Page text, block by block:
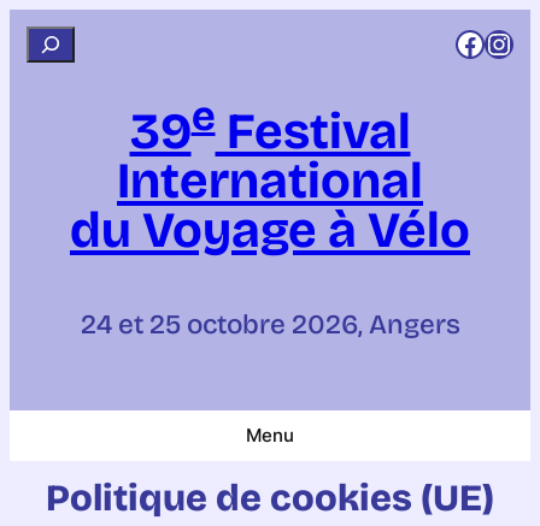
Rejoignez CCI sur Facebook Rejoignez CCI sur Instagram
39eFestival
International
du Voyage à Vélo
24 et 25 octobre 2026, Angers
Menu
Politique de cookies (UE)